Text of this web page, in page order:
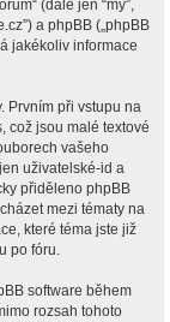
(dále jen “my”,
a phpBB („phpBB
jakékoliv informace
Prvním při vstupu na
což jsou malé textové
vašeho
uživatelské-id a
přiděleno phpBB
mezi tématy na
které téma jste již
po fóru.
software během
rozsah tohoto